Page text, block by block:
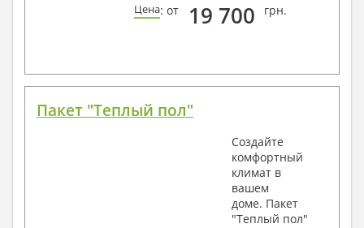
Цена: от 19 700 грн.
Пакет "Теплый пол"
Создайте
комфортный
климат в
вашем
доме. Пакет
"Теплый пол"